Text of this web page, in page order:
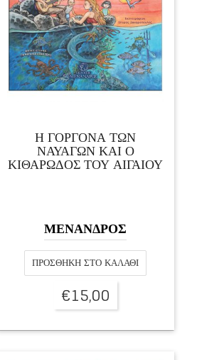
Η ΓΟΡΓΟΝΑ ΤΩΝ
ΝΑΥΑΓΩΝ ΚΑΙ Ο
ΚΙΘΑΡΩΔΟΣ ΤΟΥ ΑΙΓΑΙΟΥ
ΜΕΝΑΝΔΡΟΣ
ΠΡΟΣΘΉΚΗ ΣΤΟ ΚΑΛΆΘΙ
€15,00